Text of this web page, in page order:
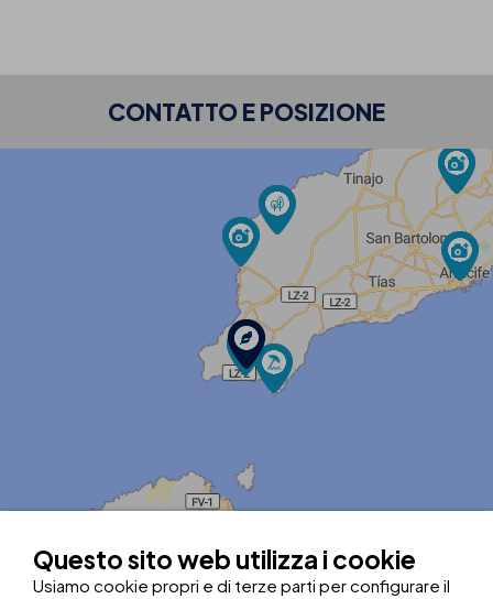
CONTATTO E POSIZIONE
MapLibre OpenStreetMap contributors Kobalt Technologies
Questo sito web utilizza i cookie
Usiamo cookie propri e di terze parti per configurare il